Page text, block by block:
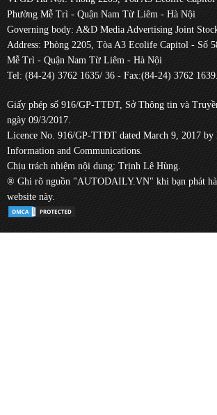
Phường Mễ Trì - Quận Nam Từ Liêm - Hà Nội
Governing body: A&D Media Advertising Joint
Address: Phòng 2205, Tòa A3 Ecolife Capitol - Số
Mễ Trì - Quận Nam Từ Liêm - Hà Nội
Tel: (84-24) 3762 1635/ 36 - Fax:(84-24) 3762 1639.
Giấy phép số 916/GP-TTĐT, Sở Thông tin và
ngày 09/3/2017.
Licence No. 916/GP-TTĐT dated March 9, 2017 by
Information and Communications.
Chịu trách nhiệm nội dung: Trịnh Lê Hùng.
® Ghi rõ nguồn "AUTODAILY.VN" khi bạn phát
website này.